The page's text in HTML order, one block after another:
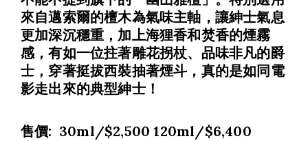
來自邁索爾的檀木為氣味主軸，讓紳士氣息
更加深沉穩重，加上海狸香和焚香的煙霧
感，有如一位拄著雕花拐杖、品味非凡的爵
士，穿著挺拔西裝抽著煙斗，真的是如同電
影走出來的典型紳士！
售價: 30ml/$2,500 120ml/$6,400